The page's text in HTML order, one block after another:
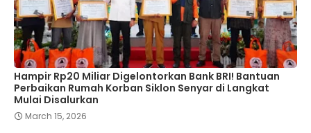
Hampir Rp20 Miliar Digelontorkan Bank BRI! Bantuan
Perbaikan Rumah Korban Siklon Senyar di Langkat
Mulai Disalurkan
March 15, 2026